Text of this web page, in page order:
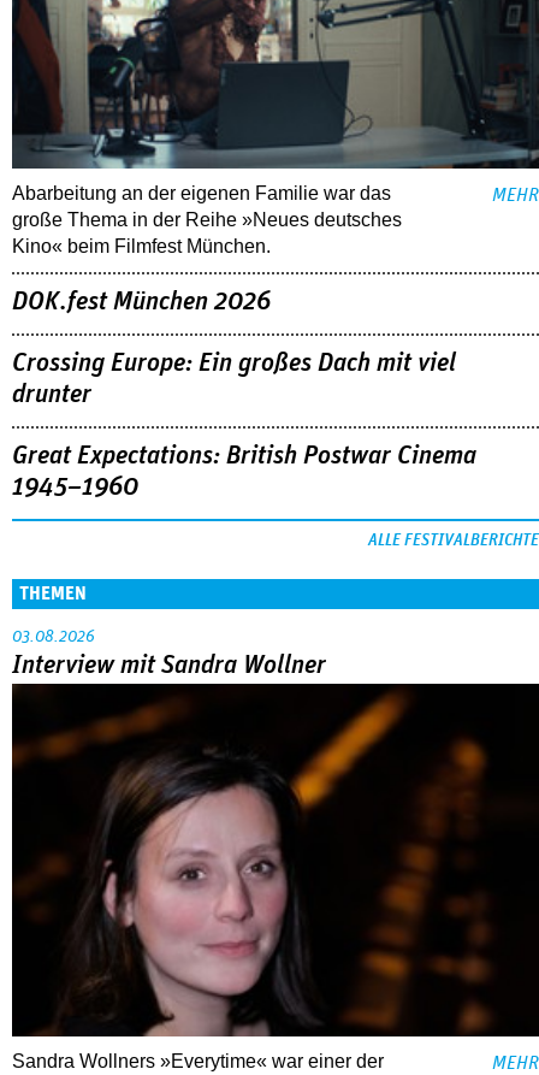
Abarbeitung an der eigenen Familie war das
große Thema in der Reihe »Neues deutsches
Kino« beim Filmfest München.
MEHR
DOK.fest München 2026
Crossing Europe: Ein großes Dach mit viel
drunter
Great Expectations: British Postwar Cinema
1945–1960
ALLE FESTIVALBERICHTE
THEMEN
03.08.2026
Interview mit Sandra Wollner
Sandra Wollners »Everytime« war einer der
MEHR